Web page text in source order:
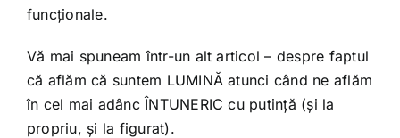
funcționale.
Vă mai spuneam într-un alt articol – despre faptul
că aflăm că suntem LUMINĂ atunci când ne aflăm
în cel mai adânc ÎNTUNERIC cu putință (și la
propriu, și la figurat).